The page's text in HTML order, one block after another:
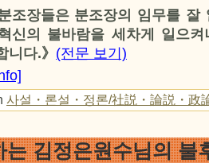
조장들은 분조장의 임무를
신의 불바람을 세차게 일으
니다.》 (전문 보기)
사설・론설・정론/社説・論説・政
는 김정은원수님의 불